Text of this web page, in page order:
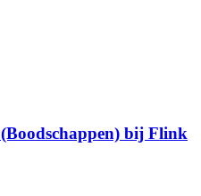
bij Flink